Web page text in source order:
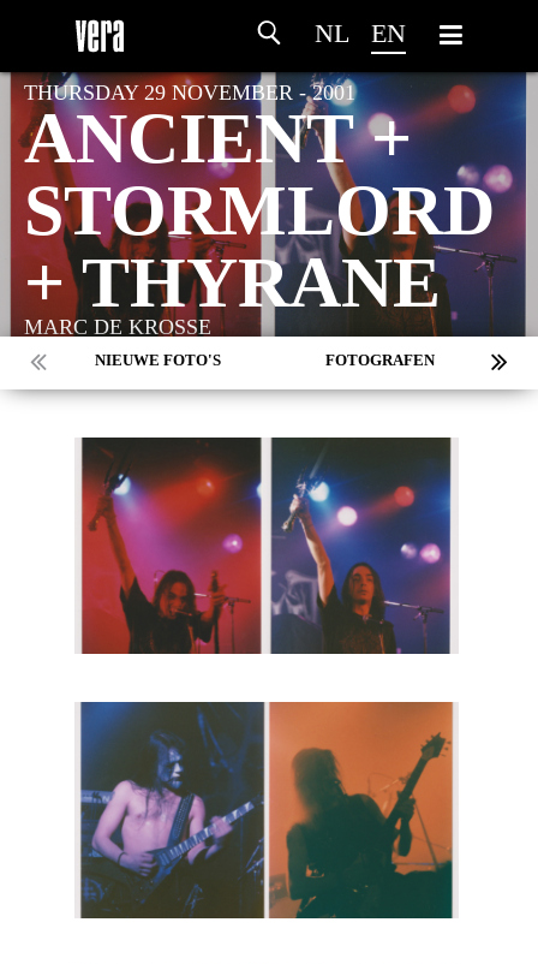
NL EN
THURSDAY 29 NOVEMBER - 2001
ANCIENT +
STORMLORD
+ THYRANE
MARC DE KROSSE
NIEUWE FOTO'S FOTOGRAFEN
MARC DE KROSSE
PEER
MISCHA VEENEMA
JEROEN DEKKER
BOB DE VRIES
RICHARD POSTMA
SASKIA LUDDEN
ERYN BOSMA
ESTHER
ELINE KAMMINGA
KAREN SAAMAN
ARNOUD HEIKENS